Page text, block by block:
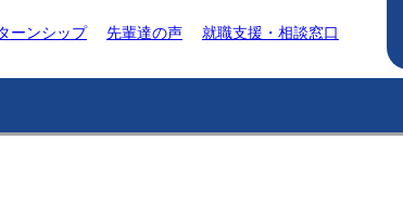
ーンシップ 先輩達の声 就職支援・相談窓口